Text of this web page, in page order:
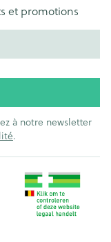
et promotions
à notre newsletter
.